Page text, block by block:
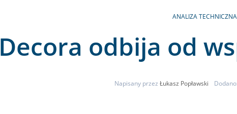
ANALIZA TECHNICZNA
Decora odbija od
Napisany przez Łukasz Popławski